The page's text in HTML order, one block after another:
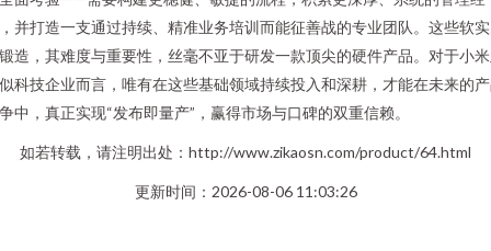
并打造一支通过持续、精准业务培训而能征善战的专业团队。这些软
造，其难度与重要性，丝毫不亚于研发一款顶尖的硬件产品。对于小
科技企业而言，唯有在这些基础领域持续投入和深耕，才能在未来的
中，真正实现“发布即量产”，赢得市场与口碑的双重信赖。
如若转载，请注明出处：http://www.zikaosn.com/product/64.html
更新时间：2026-08-06 11:03:26